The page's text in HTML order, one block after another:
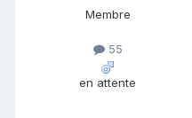
Membre
55
en attente